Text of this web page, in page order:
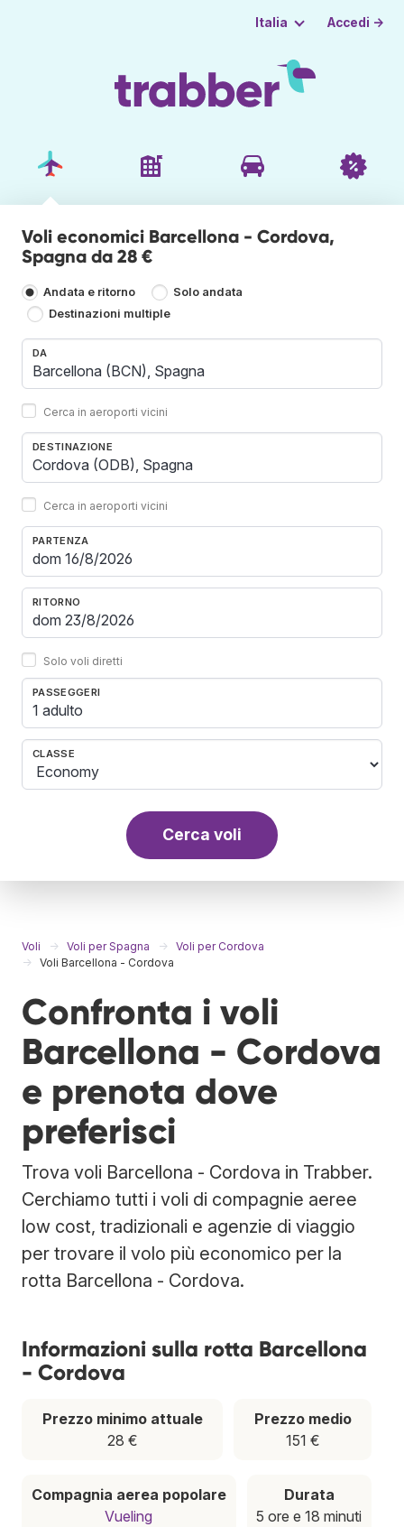
Italia Accedi →
Voli economici Barcellona - Cordova,
Spagna da 28 €
Andata e ritorno
Solo andata
Destinazioni multiple
DA
Cerca in aeroporti vicini
DESTINAZIONE
Cerca in aeroporti vicini
PARTENZA
RITORNO
Solo voli diretti
PASSEGGERI
1 adulto
CLASSE
Cerca voli
Voli Voli per Spagna
Voli per Cordova
Voli Barcellona - Cordova
Confronta i voli
Barcellona - Cordova
e prenota dove
preferisci
Trova voli Barcellona - Cordova in Trabber.
Cerchiamo tutti i voli di compagnie aeree
low cost, tradizionali e agenzie di viaggio
per trovare il volo più economico per la
rotta Barcellona - Cordova.
Informazioni sulla rotta Barcellona
- Cordova
Prezzo minimo attuale
28 €
Prezzo medio
151 €
Compagnia aerea popolare
Vueling
Durata
5 ore e 18 minuti